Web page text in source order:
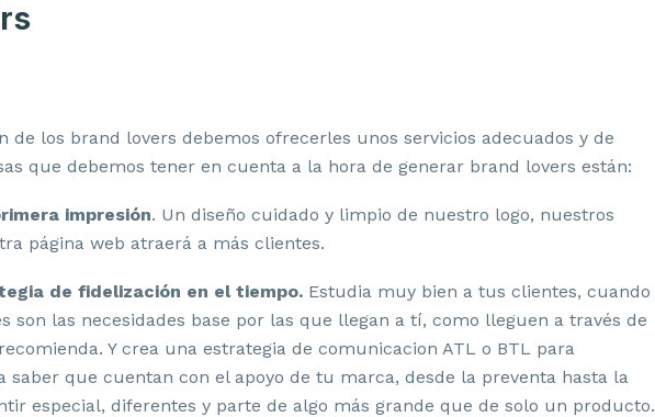
de los brand lovers debemos ofrecerles unos servicios adecuados y de
que debemos tener en cuenta a la hora de generar brand lovers están:
impresión. Un diseño cuidado y limpio de nuestro logo, nuestros
página web atraerá a más clientes.
de fidelización en el tiempo. Estudia muy bien a tus clientes, cuando
son las necesidades base por las que llegan a tí, como lleguen a través de
Y crea una estrategia de comunicacion ATL o BTL para
saber que cuentan con el apoyo de tu marca, desde la preventa hasta la
especial, diferentes y parte de algo más grande que de solo un producto.